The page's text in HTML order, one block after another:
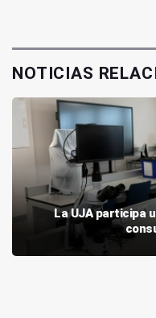
NOTICIAS
La UJA participa